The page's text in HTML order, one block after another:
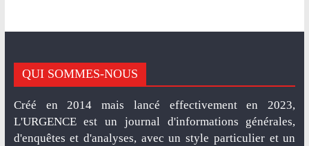
QUI SOMMES-NOUS
Créé en 2014 mais lancé effectivement en 2023,
L'URGENCE est un journal d'informations générales,
d'enquêtes et d'analyses, avec un style particulier et un